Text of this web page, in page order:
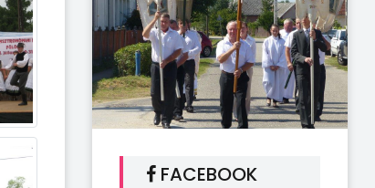
FACEBOOK